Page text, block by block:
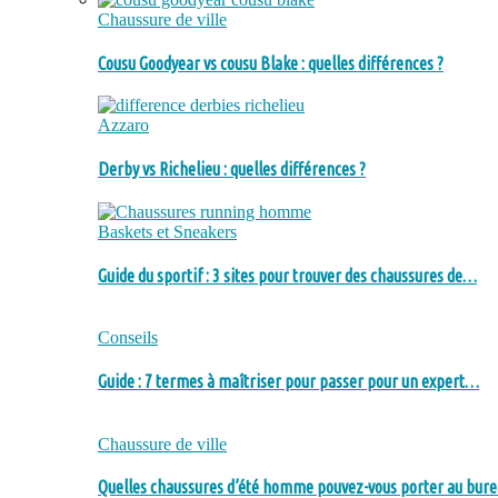
Chaussure de ville
Cousu Goodyear vs cousu Blake : quelles différences ?
Azzaro
Derby vs Richelieu : quelles différences ?
Baskets et Sneakers
Guide du sportif : 3 sites pour trouver des chaussures de…
Conseils
Guide : 7 termes à maîtriser pour passer pour un expert…
Chaussure de ville
Quelles chaussures d’été homme pouvez-vous porter au